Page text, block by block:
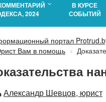
2024
В КУРСЕ
СОБЫТИЙ
портал
Вам в помощь
Автор
Александр Шевцов, юрист